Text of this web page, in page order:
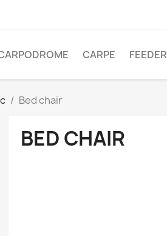
CARPE FEEDER
Bed chair
BED CHAIR